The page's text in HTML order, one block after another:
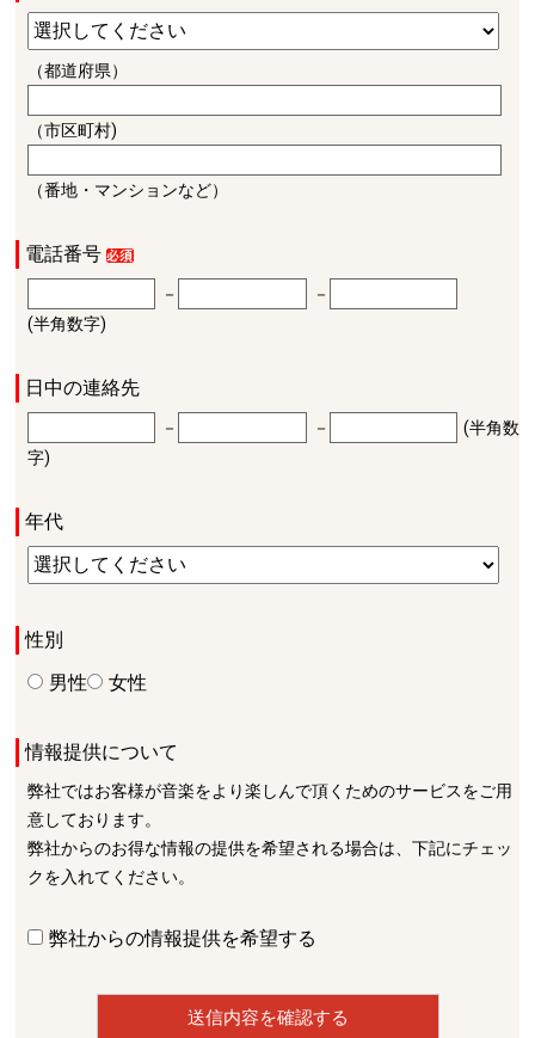
（都道府県）
（市区町村)
（番地・マンションなど）
電話番号
－
－
(半角数字)
日中の連絡先
－ －
(半角数
字)
年代
性別
男性
女性
情報提供について
弊社ではお客様が音楽をより楽しんで頂くためのサービスをご用
意しております。
弊社からのお得な情報の提供を希望される場合は、下記にチェッ
クを入れてください。
弊社からの情報提供を希望する